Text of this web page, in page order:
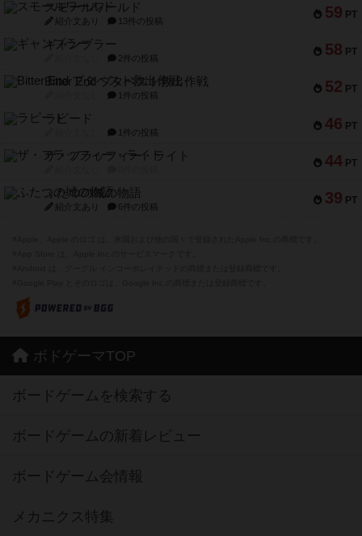
59 PT
スモールワールド
紹介文あり 13件の投稿
58 PT
ギャンブラー
2件の投稿
52 PT
Bitter End ブタペスト救出作戦
1件の投稿
46 PT
ラピード
1件の投稿
44 PT
ザ・フラッフィー・ライト
39 PT
ふたつの城の物語
紹介文あり 6件の投稿
ボドゲーマTOP
ボードゲームを検索する
ボードゲームの新着レビュー
ボードゲーム会情報
メカニクス特集